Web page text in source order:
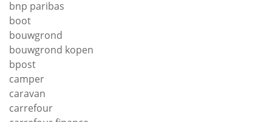
bnp paribas
boot
bouwgrond
bouwgrond kopen
bpost
camper
caravan
carrefour